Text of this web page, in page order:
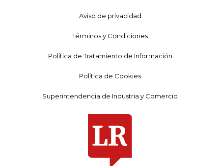
Aviso de privacidad
Términos y Condiciones
Política de Tratamiento de Información
Política de Cookies
Superintendencia de Industria y Comercio